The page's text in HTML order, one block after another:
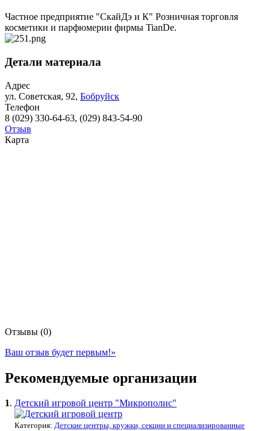
Частное предприятие "СкайДэ и К" Розничная торговля
косметики и парфюмерии фирмы TianDe.
Детали материала
Адрес
ул. Советская, 92, Бобруйск
Телефон
8 (029) 330-64-63, (029) 843-54-90
Отзыв
Карта
Отзывы (0)
Ваш отзыв будет первым!»
Рекомендуемые организации
1. Детский игровой центр "Микрополис"
Категория: Детские центры, кружки, секции и специализированные